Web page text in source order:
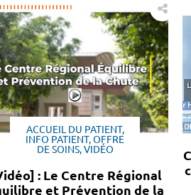
ACCUEIL DU PATIENT,
INFO PATIENT, OFFRE
DE SOINS, VIDÉO
: Le Centre Régional
et Prévention de la